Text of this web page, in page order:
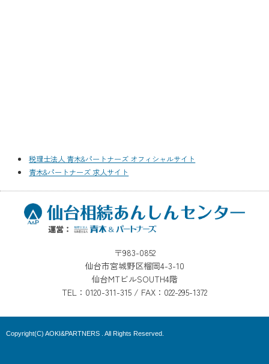
税理士法人 青木&パートナーズ オフィシャルサイト
青木&パートナーズ 求人サイト
〒983-0852
仙台市宮城野区榴岡4-3-10
仙台MTビルSOUTH4階
TEL：0120-311-315 / FAX：022-295-1372
Copyright(C) AOKI&PARTNERS . All Rights Reserved.